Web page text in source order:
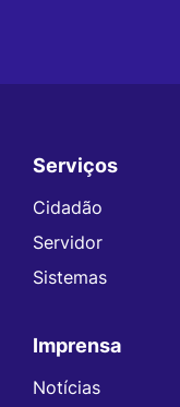
Seção do
Serviços
Cidadão
Servidor
Sistemas
Imprensa
Notícias